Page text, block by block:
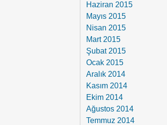
Haziran 2015
Mayıs 2015
Nisan 2015
Mart 2015
Şubat 2015
Ocak 2015
Aralık 2014
Kasım 2014
Ekim 2014
Ağustos 2014
Temmuz 2014